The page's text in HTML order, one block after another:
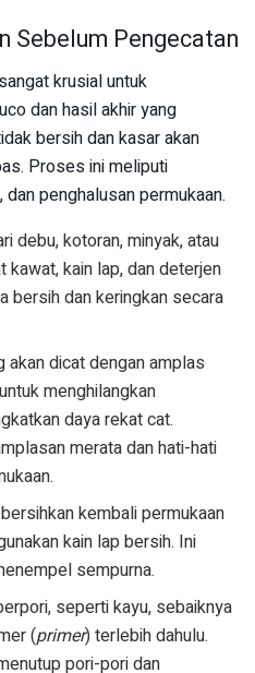
Sebelum Pengecatan
krusial untuk
dan hasil akhir yang
bersih dan kasar akan
Proses ini meliputi
penghalusan permukaan.
debu, kotoran, minyak, atau
kawat, kain lap, dan deterjen
bersih dan keringkan secara
akan dicat dengan amplas
menghilangkan
daya rekat cat.
merata dan hati-hati
kembali permukaan
kain lap bersih. Ini
sempurna.
seperti kayu, sebaiknya
(primer) terlebih dahulu.
pori-pori dan